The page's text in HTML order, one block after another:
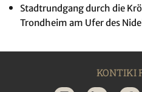
Stadtrundgang durch die
Trondheim am Ufer des
KONTIKI